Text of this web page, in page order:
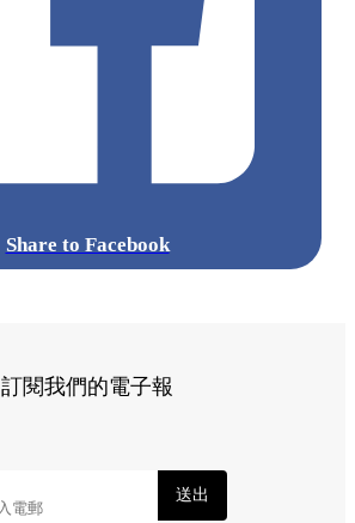
Share to Facebook
訂閱我們的電子報
送出